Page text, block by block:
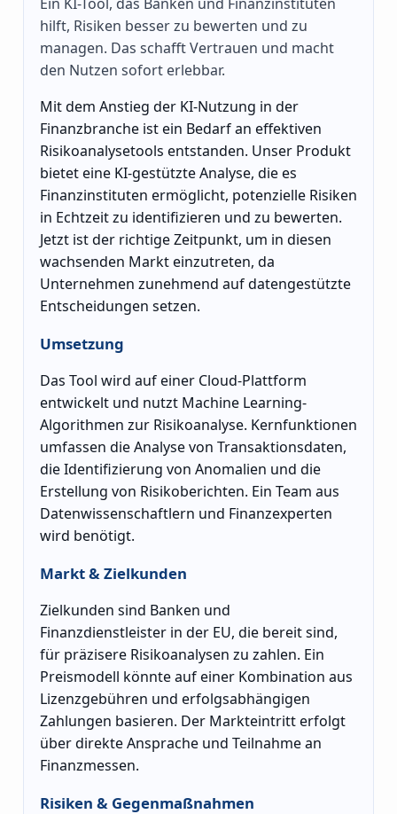
hilft, Risiken besser zu bewerten und zu
managen. Das schafft Vertrauen und macht
den Nutzen sofort erlebbar.
Mit dem Anstieg der KI-Nutzung in der
Finanzbranche ist ein Bedarf an effektiven
Risikoanalysetools entstanden. Unser Produkt
bietet eine KI-gestützte Analyse, die es
Finanzinstituten ermöglicht, potenzielle Risiken
in Echtzeit zu identifizieren und zu bewerten.
Jetzt ist der richtige Zeitpunkt, um in diesen
wachsenden Markt einzutreten, da
Unternehmen zunehmend auf datengestützte
Entscheidungen setzen.
Umsetzung
Das Tool wird auf einer Cloud-Plattform
entwickelt und nutzt Machine Learning-
Algorithmen zur Risikoanalyse. Kernfunktionen
umfassen die Analyse von Transaktionsdaten,
die Identifizierung von Anomalien und die
Erstellung von Risikoberichten. Ein Team aus
Datenwissenschaftlern und Finanzexperten
wird benötigt.
Markt & Zielkunden
Zielkunden sind Banken und
Finanzdienstleister in der EU, die bereit sind,
für präzisere Risikoanalysen zu zahlen. Ein
Preismodell könnte auf einer Kombination aus
Lizenzgebühren und erfolgsabhängigen
Zahlungen basieren. Der Markteintritt erfolgt
über direkte Ansprache und Teilnahme an
Finanzmessen.
Risiken & Gegenmaßnahmen